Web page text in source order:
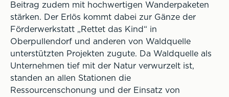
Beitrag zudem mit hochwertigen Wanderpaketen
stärken. Der Erlös kommt dabei zur Gänze der
Förderwerkstatt „Rettet das Kind“ in
Oberpullendorf und anderen von Waldquelle
unterstützten Projekten zugute. Da Waldquelle als
Unternehmen tief mit der Natur verwurzelt ist,
standen an allen Stationen die
Ressourcenschonung und der Einsatz von